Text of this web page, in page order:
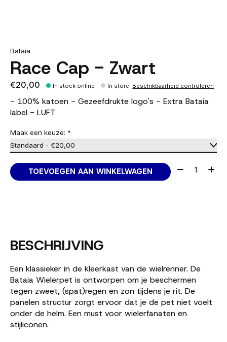
Bataia
Race Cap - Zwart
€20,00 In stock online In store: Beschikbaarheid controleren
- 100% katoen - Gezeefdrukte logo's - Extra Bataia
label - LUFT
Maak een keuze: *
TOEVOEGEN AAN WINKELWAGEN Aantal:
BESCHRIJVING
Een klassieker in de kleerkast van de wielrenner. De
Bataia Wielerpet is ontworpen om je beschermen
tegen zweet, (spat)regen en zon tijdens je rit. De
panelen structur zorgt ervoor dat je de pet niet voelt
onder de helm. Een must voor wielerfanaten en
stijliconen.